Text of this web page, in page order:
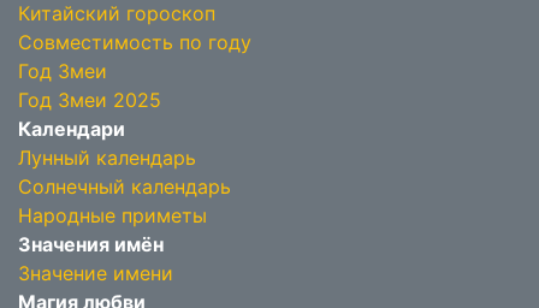
Китайский гороскоп
Совместимость по году
Год Змеи
Год Змеи 2025
Календари
Лунный календарь
Солнечный календарь
Народные приметы
Значения имён
Значение имени
Магия любви